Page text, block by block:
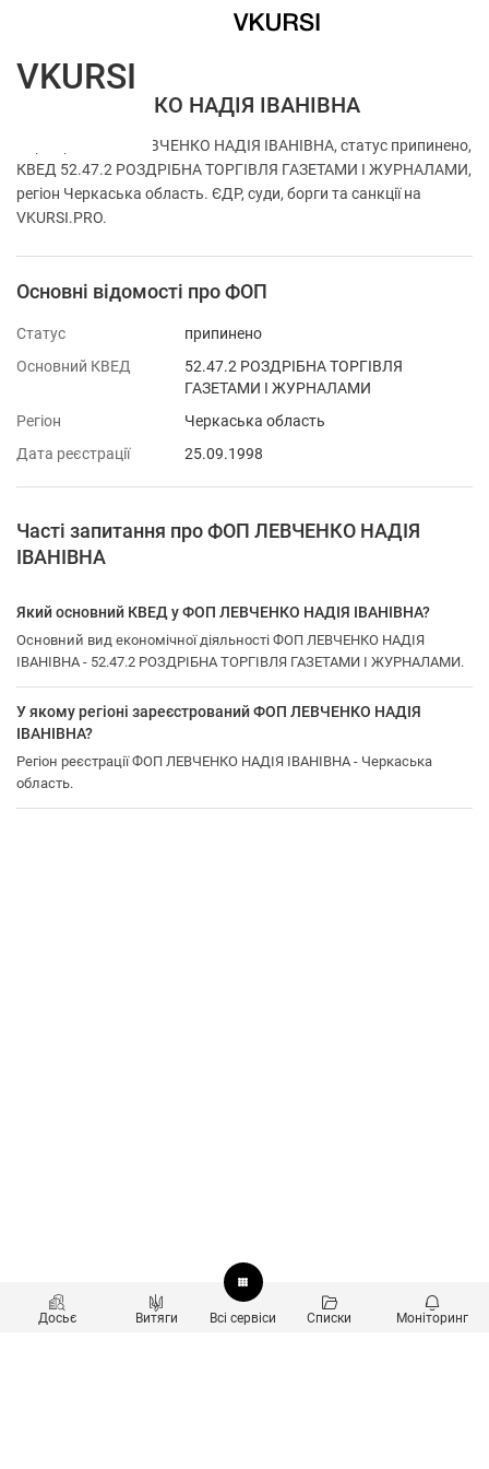
ФОП ЛЕВЧЕНКО НАДІЯ ІВАНІВНА
Перевірка ФОП ЛЕВЧЕНКО НАДІЯ ІВАНІВНА, статус припинено,
КВЕД 52.47.2 РОЗДРІБНА ТОРГІВЛЯ ГАЗЕТАМИ І ЖУРНАЛАМИ,
регіон Черкаська область. ЄДР, суди, борги та санкції на
VKURSI.PRO.
Основні відомості про ФОП
Статус
припинено
Основний КВЕД
52.47.2 РОЗДРІБНА ТОРГІВЛЯ
ГАЗЕТАМИ І ЖУРНАЛАМИ
Регіон
Черкаська область
Дата реєстрації
25.09.1998
Часті запитання про ФОП ЛЕВЧЕНКО НАДІЯ
ІВАНІВНА
Який основний КВЕД у ФОП ЛЕВЧЕНКО НАДІЯ ІВАНІВНА?
Основний вид економічної діяльності ФОП ЛЕВЧЕНКО НАДІЯ
ІВАНІВНА - 52.47.2 РОЗДРІБНА ТОРГІВЛЯ ГАЗЕТАМИ І ЖУРНАЛАМИ.
У якому регіоні зареєстрований ФОП ЛЕВЧЕНКО НАДІЯ
ІВАНІВНА?
Регіон реєстрації ФОП ЛЕВЧЕНКО НАДІЯ ІВАНІВНА - Черкаська
область.
Досьє Витяги Всі сервіси Списки Моніторинг
VKURSI